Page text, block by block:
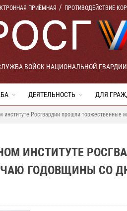
ПРИЁМНАЯ ПРОТИВОДЕЙСТВИЕ
ВОЙСК НАЦИОНАЛЬНОЙ
ДЕЯТЕЛЬНОСТЬ ДЛЯ
институте Росгвардии прошли торжественные
ИНСТИТУТЕ
ГОДОВЩИНЫ СО